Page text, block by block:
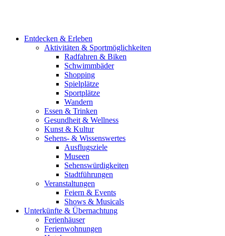
Entdecken & Erleben
Aktivitäten & Sportmöglichkeiten
Radfahren & Biken
Schwimmbäder
Shopping
Spielplätze
Sportplätze
Wandern
Essen & Trinken
Gesundheit & Wellness
Kunst & Kultur
Sehens- & Wissenswertes
Ausflugsziele
Museen
Sehenswürdigkeiten
Stadtführungen
Veranstaltungen
Feiern & Events
Shows & Musicals
Unterkünfte & Übernachtung
Ferienhäuser
Ferienwohnungen